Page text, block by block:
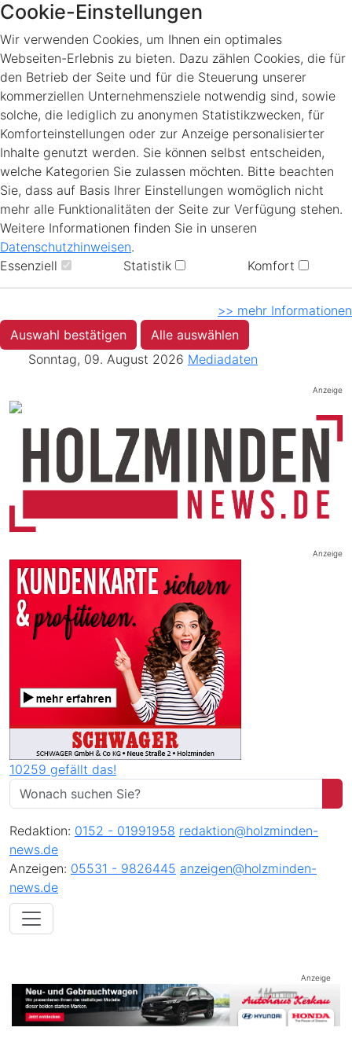
Cookie-Einstellungen
Wir verwenden Cookies, um Ihnen ein optimales
Webseiten-Erlebnis zu bieten. Dazu zählen Cookies, die für
den Betrieb der Seite und für die Steuerung unserer
kommerziellen Unternehmensziele notwendig sind, sowie
solche, die lediglich zu anonymen Statistikzwecken, für
Komforteinstellungen oder zur Anzeige personalisierter
Inhalte genutzt werden. Sie können selbst entscheiden,
welche Kategorien Sie zulassen möchten. Bitte beachten
Sie, dass auf Basis Ihrer Einstellungen womöglich nicht
mehr alle Funktionalitäten der Seite zur Verfügung stehen.
Weitere Informationen finden Sie in unseren
Datenschutzhinweisen.
Essenziell
Statistik Komfort
>> mehr Informationen
Auswahl bestätigen
Alle auswählen
Sonntag, 09. August 2026 Mediadaten
Anzeige
Anzeige
10259 gefällt das!
Redaktion: 0152 - 01991958 redaktion@holzminden-
news.de
Anzeigen: 05531 - 9826445 anzeigen@holzminden-
news.de
Anzeige